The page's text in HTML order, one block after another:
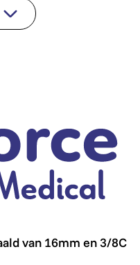
van 16mm en 3/8C -
van 16mm en 3/8C